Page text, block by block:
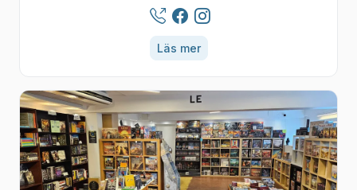
Läs mer